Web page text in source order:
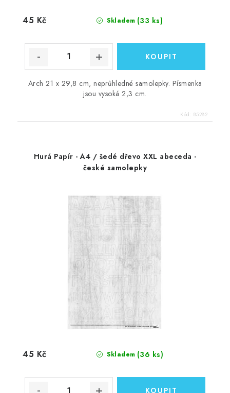
Skladem (33 ks)
45 Kč
Arch 21 x 29,8 cm, neprůhledné samolepky. Písmenka
jsou vysoká 2,3 cm.
Kód: 85282
Hurá Papír - A4 / šedé dřevo XXL abeceda -
české samolepky
Skladem (36 ks)
45 Kč